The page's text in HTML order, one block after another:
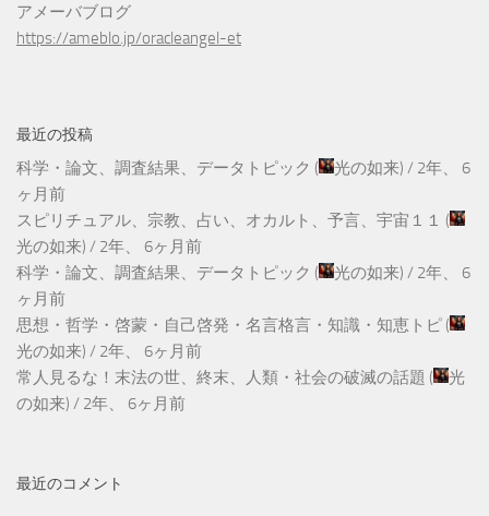
アメーバブログ
https://ameblo.jp/oracleangel-et
最近の投稿
科学・論文、調査結果、データトピック ( 光の如来) / 2年、 6
ヶ月前
スピリチュアル、宗教、占い、オカルト、予言、宇宙１１ (
光の如来) / 2年、 6ヶ月前
科学・論文、調査結果、データトピック ( 光の如来) / 2年、 6
ヶ月前
思想・哲学・啓蒙・自己啓発・名言格言・知識・知恵トピ (
光の如来) / 2年、 6ヶ月前
常人見るな！末法の世、終末、人類・社会の破滅の話題 (
光
の如来) / 2年、 6ヶ月前
最近のコメント